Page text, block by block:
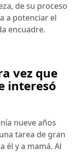
de su proceso
a potenciar el
encuadre.
vez que
interesó
nueve años
tarea de gran
él y a mamá. Al